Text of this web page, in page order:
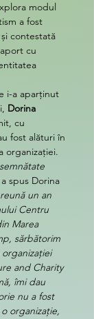
modul
a fost
contestată
cu
i-a aparținut
Dorina
cu
fost alături în
organizației.
spus Dorina
un an
Centru
Marea
sărbătorim
and Charity
îmi dau
nu a fost
organizație,